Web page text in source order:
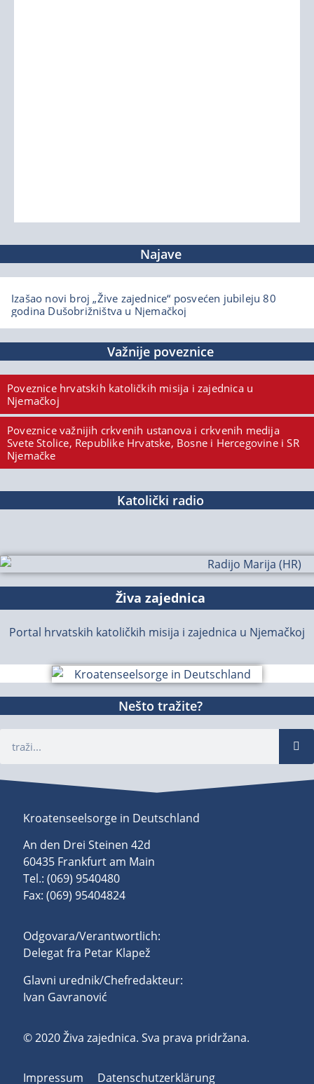
Najave
Izašao novi broj „Žive zajednice“ posvećen jubileju 80
godina Dušobrižništva u Njemačkoj
Važnije poveznice
Poveznice hrvatskih katoličkih misija i zajednica u
Njemačkoj
Poveznice važnijih crkvenih ustanova i crkvenih medija
Svete Stolice, Republike Hrvatske, Bosne i Hercegovine i SR
Njemačke
Katolički radio
Živa zajednica
Portal hrvatskih katoličkih misija i zajednica u Njemačkoj
Nešto tražite?
Kroatenseelsorge in Deutschland
An den Drei Steinen 42d
60435 Frankfurt am Main
Tel.: (069) 9540480
Fax: (069) 95404824
Odgovara/Verantwortlich:
Delegat fra Petar Klapež
Glavni urednik/Chefredakteur:
Ivan Gavranović
© 2020 Živa zajednica. Sva prava pridržana.
Impressum
Datenschutzerklärung